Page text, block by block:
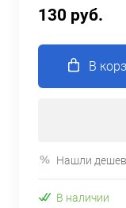
130 руб.
В
Нашли
В наличии